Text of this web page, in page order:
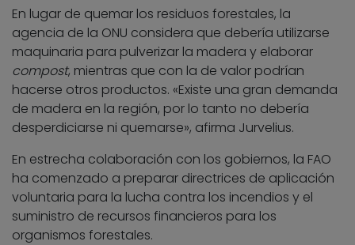
En lugar de quemar los residuos forestales, la
agencia de la ONU considera que debería utilizarse
maquinaria para pulverizar la madera y elaborar
compost, mientras que con la de valor podrían
hacerse otros productos. «Existe una gran demanda
de madera en la región, por lo tanto no debería
desperdiciarse ni quemarse», afirma Jurvelius.
En estrecha colaboración con los gobiernos, la FAO
ha comenzado a preparar directrices de aplicación
voluntaria para la lucha contra los incendios y el
suministro de recursos financieros para los
organismos forestales.